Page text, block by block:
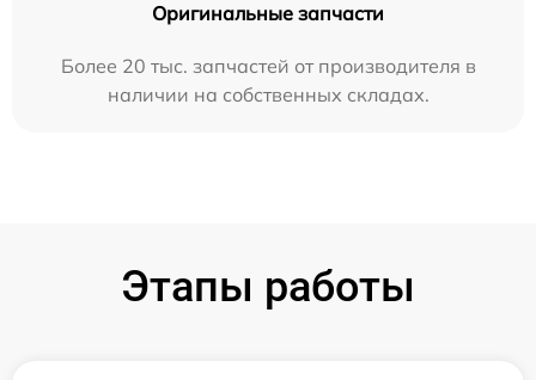
Оригинальные запчасти
Более 20 тыс. запчастей от производителя в
наличии на собственных складах.
Этапы работы